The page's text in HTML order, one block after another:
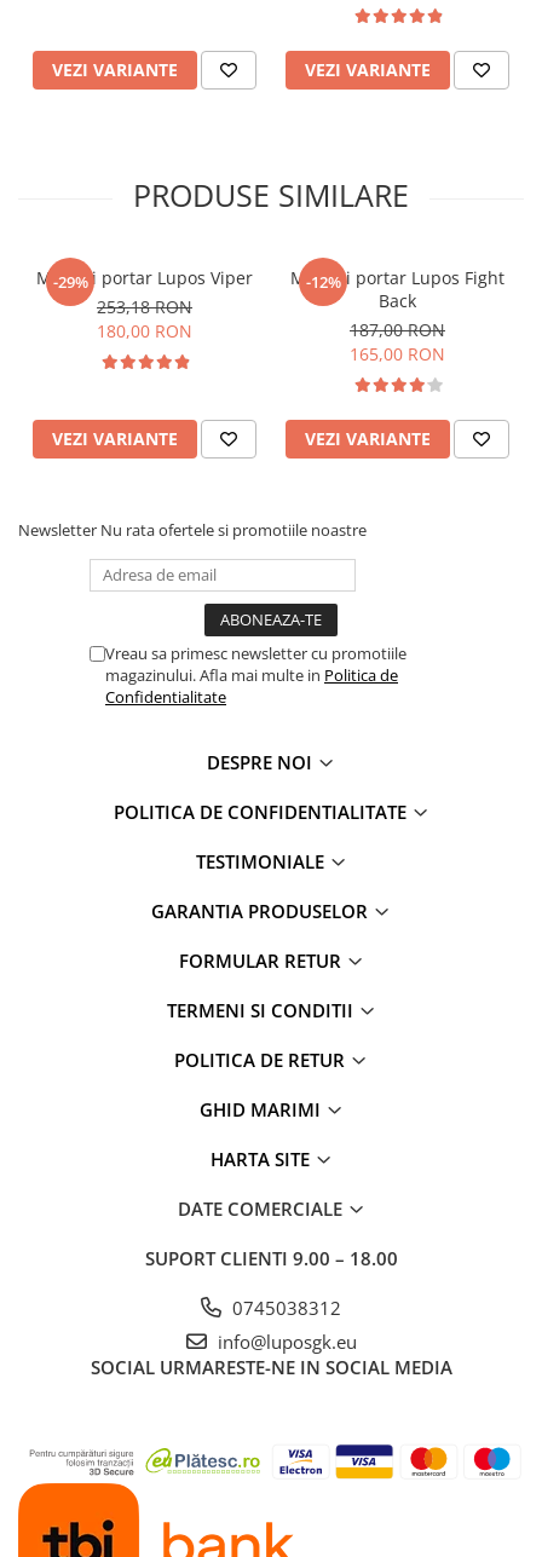
VEZI VARIANTE VEZI VARIANTE
PRODUSE SIMILARE
-29%
Manusi portar Lupos Viper
253,18 RON
180,00 RON
VEZI VARIANTE
-12%
Manusi portar Lupos Fight
Back
187,00 RON
165,00 RON
VEZI VARIANTE
Newsletter Nu rata ofertele si promotiile noastre
Vreau sa primesc newsletter cu promotiile
magazinului. Afla mai multe in Politica de
Confidentialitate
DESPRE NOI
POLITICA DE CONFIDENTIALITATE
TESTIMONIALE
GARANTIA PRODUSELOR
FORMULAR RETUR
TERMENI SI CONDITII
POLITICA DE RETUR
GHID MARIMI
HARTA SITE
DATE COMERCIALE
SUPORT CLIENTI 9.00 – 18.00
0745038312
info@luposgk.eu
SOCIAL URMARESTE-NE IN SOCIAL MEDIA